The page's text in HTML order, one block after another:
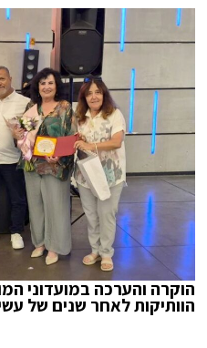
הוקרה והערכה במועדוני
הוותיקות לאחר שנים של